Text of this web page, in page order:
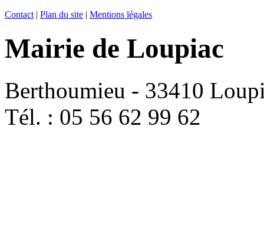
Contact | Plan du site | Mentions légales
Mairie de Loupiac
Berthoumieu - 33410
Tél. : 05 56 62 99 62